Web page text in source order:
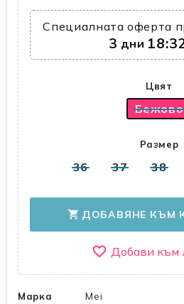
Специалната оферта
3 дни
Цвят
Бежово
Размер
36 37 38
shopping_cart ДОБАВЯНЕ КЪМ
favorite_border
Марка
Mei